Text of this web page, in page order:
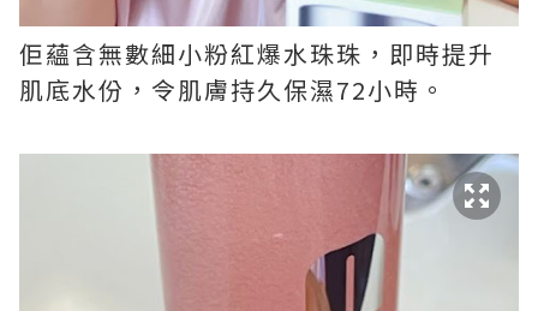
佢蘊含無數細小粉紅爆水珠珠，即時提升
肌底水份，令肌膚持久保濕72小時。